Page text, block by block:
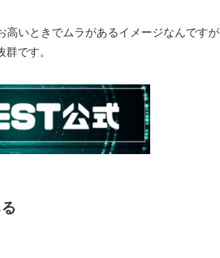
高いときでムラがあるイメージなんですが
です。